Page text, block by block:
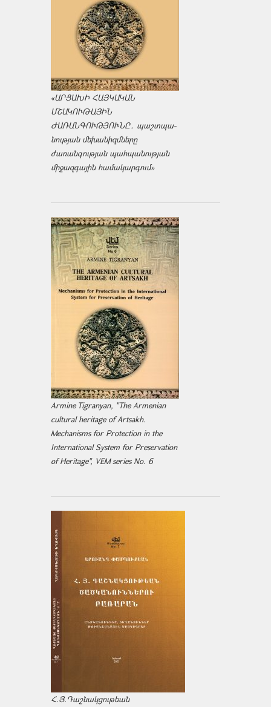
«ԱՐՑԱԽԻ ՀԱՅԿԱԿԱՆ
ՄՇԱԿՈՒԹԱՅԻՆ
ԺԱՌԱՆԳՈՒԹՅՈՒՆԸ․ պաշտպա­
նության մեխանիզմները
ժառանգության պահպանության
միջազ­գային համակարգում»
Armine Tigranyan, "The Armenian
cultural heritage of Artsakh.
Mechanisms for Protection in the
International System for Preservation
of Heritage", VEM series No. 6
Հ.Յ.Դաշնակցութեան